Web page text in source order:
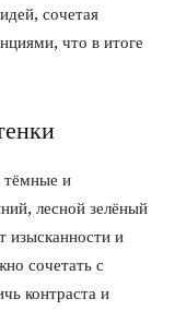
сочетая
что в итоге
тёмные и
лесной зелёный
изысканности и
сочетать с
контраста и